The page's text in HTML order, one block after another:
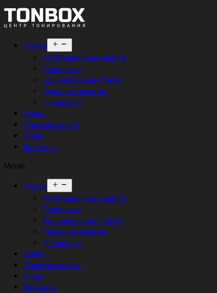
Услуги
меню
Антигравийная защита
Тонировка
Бронирование стёкол
Удаление вмятин
Полировка
Цены
Примеры работ
О нас
Контакты
Меню
Услуги
меню
Антигравийная защита
Тонировка
Бронирование стёкол
Удаление вмятин
Полировка
Цены
Примеры работ
О нас
Контакты